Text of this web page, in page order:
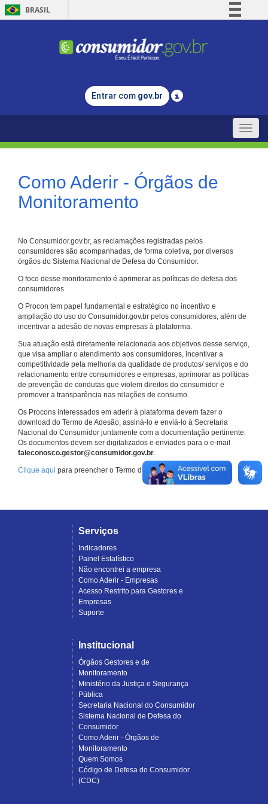
BRASIL
Comunica BR
Legislação
Entrar com gov.br
Toggle
Como Aderir - Órgãos de
Monitoramento
No Consumidor.gov.br, as reclamações registradas pelos
consumidores são acompanhadas, de forma coletiva, por diversos
órgãos do Sistema Nacional de Defesa do Consumidor.
O foco desse monitoramento é aprimorar as políticas de defesa dos
consumidores.
O Procon tem papel fundamental e estratégico no incentivo e
ampliação do uso do Consumidor.gov.br pelos consumidores, além de
incentivar a adesão de novas empresas à plataforma.
Sua atuação está diretamente relacionada aos objetivos desse serviço,
que visa ampliar o atendimento aos consumidores, incentivar a
competitividade pela melhoria da qualidade de produtos/ serviços e do
relacionamento entre consumidores e empresas, aprimorar as políticas
de prevenção de condutas que violem direitos do consumidor e
promover a transparência nas relações de consumo.
Os Procons interessados em aderir à plataforma devem fazer o
download do Termo de Adesão, assiná-lo e enviá-lo à Secretaria
Nacional do Consumidor juntamente com a documentação pertinente.
Os documentos devem ser digitalizados e enviados para o e-mail
faleconosco.gestor@consumidor.gov.br.
Clique aqui para preencher o Termo de Adesão.
Serviços
Indicadores
Painel Estatístico
Não encontrei a empresa
Como Aderir - Empresas
Acesso Restrito para Gestores e
Empresas
Suporte
Institucional
Órgãos Gestores e de
Monitoramento
Ministério da Justiça e Segurança
Pública
Secretaria Nacional do Consumidor
Sistema Nacional de Defesa do
Consumidor
Como Aderir - Órgãos de
Monitoramento
Quem Somos
Código de Defesa do Consumidor
(CDC)